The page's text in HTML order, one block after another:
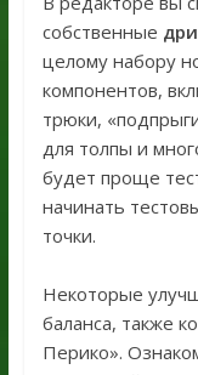
собственные
целому набору
компонентов,
трюки,
для толпы и
будет проще
начинать
точки.
Некоторые
баланса, также
Перико».